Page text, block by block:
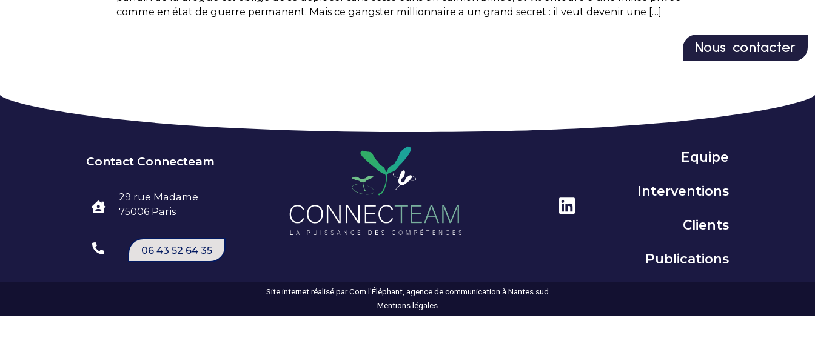
comme en état de guerre permanent. Mais ce gangster millionnaire a un grand secret : il veut devenir une […]
Nous contacter
Contact Connecteam
29 rue Madame
75006 Paris
06 43 52 64 35
Equipe
Interventions
Clients
Publications
Site internet réalisé par Com l'Éléphant, agence de communication à Nantes sud
Mentions légales